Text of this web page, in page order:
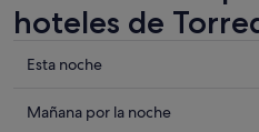
hoteles de
Comprueba
precios
Esta noche
Comprueba
Mañana por la noche